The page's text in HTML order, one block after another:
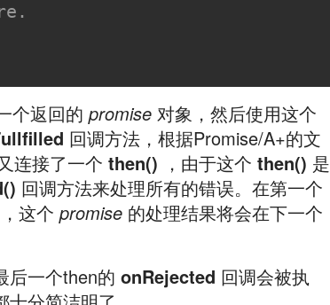
个返回的 promise对象，然后使用这个
回调方法，根据Promise/A+的文
连接了一个 then() ，由于这个 then() 是
回调方法来处理所有的错误。在第一个
这个 promise的处理结果将会在下一个
后一个then的 onRejected 回调会被执